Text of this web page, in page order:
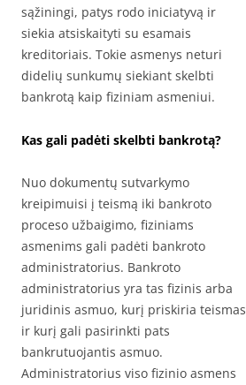
sąžiningi, patys rodo iniciatyvą ir
siekia atsiskaityti su esamais
kreditoriais. Tokie asmenys neturi
didelių sunkumų siekiant skelbti
bankrotą kaip fiziniam asmeniui.
Kas gali padėti skelbti bankrotą?
Nuo dokumentų sutvarkymo
kreipimuisi į teismą iki bankroto
proceso užbaigimo, fiziniams
asmenims gali padėti bankroto
administratorius. Bankroto
administratorius yra tas fizinis arba
juridinis asmuo, kurį priskiria teismas
ir kurį gali pasirinkti pats
bankrutuojantis asmuo.
Administratorius viso fizinio asmens